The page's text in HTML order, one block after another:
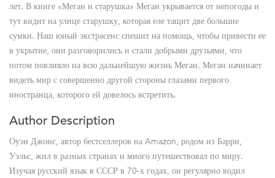
лет. В книге «Меган и старушка» Меган укрывается от непогоды и
тут видит на улице старушку, которая еле тащит две большие
сумки. Наш юный экстрасенс спешит на помощь, чтобы привести ее
в укрытие, они разговорились и стали добрыми друзьями, что
потом повлияло на всю дальнейшую жизнь Меган. Меган начинает
видеть мир с совершенно другой стороны глазами первого
иностранца, которого ей довелось встретить.
Author Description
Оуэн Джонс, автор бестселлеров на Amazon, родом из Барри,
Уэльс, жил в разных странах и много путешествовал по миру.
Изучая русский язык в СССР в 70-х годах, он регулярно водил